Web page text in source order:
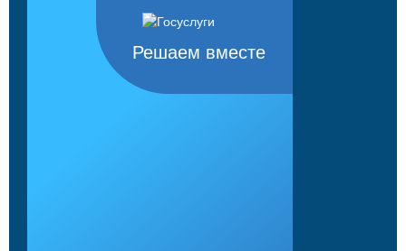
Решаем вместе